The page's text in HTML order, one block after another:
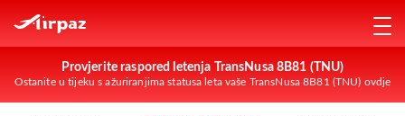
Provjerite raspored letenja TransNusa 8B81 (TNU)
Ostanite u tijeku s ažuriranjima statusa leta vaše TransNusa 8B81 (TNU) ovdje